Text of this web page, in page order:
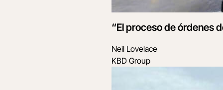
“El proceso de órdenes
Neil Lovelace
KBD Group